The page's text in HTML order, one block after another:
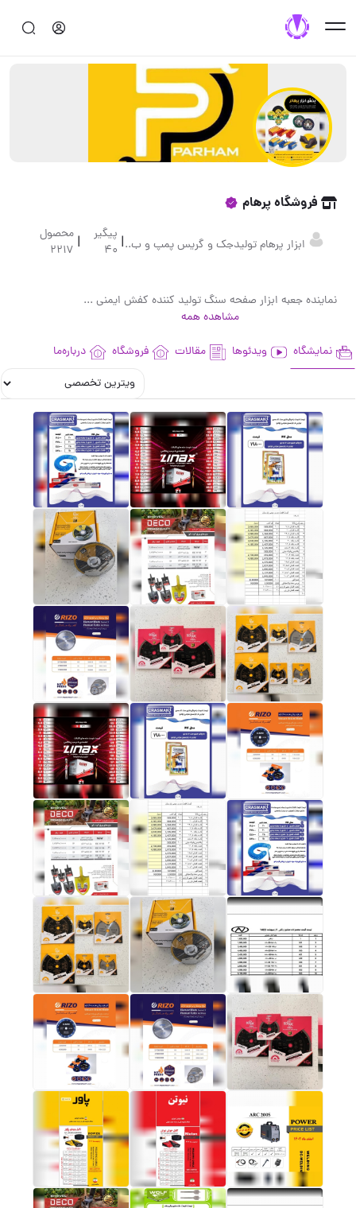
فروشگاه پرهام
ابزار پرهام تولیدجک و گریس پمپ و ب..| پیگیر
40
| محصول
2217
نماینده جعبه ابزار صفحه سنگ تولید کننده کفش ایمنی ابزار دستی
مشاهده همه
نمایشگاه ویدئوها مقالات فروشگاه درباره‌ما